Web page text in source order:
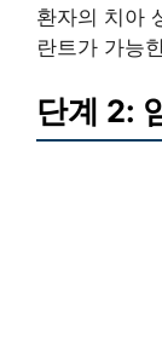
환자의 치아
란트가 가능
단계 2: